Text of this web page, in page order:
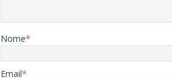
Nome*
Email*